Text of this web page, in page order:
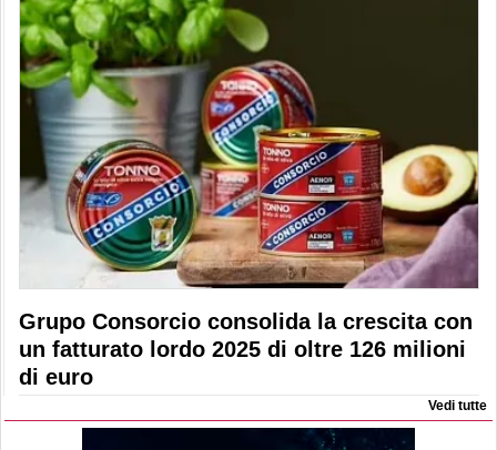
Grupo Consorcio consolida la crescita con
un fatturato lordo 2025 di oltre 126 milioni
di euro
Vedi tutte